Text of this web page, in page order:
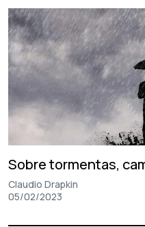
Sobre tormentas,
Claudio Drapkin
05/02/2023